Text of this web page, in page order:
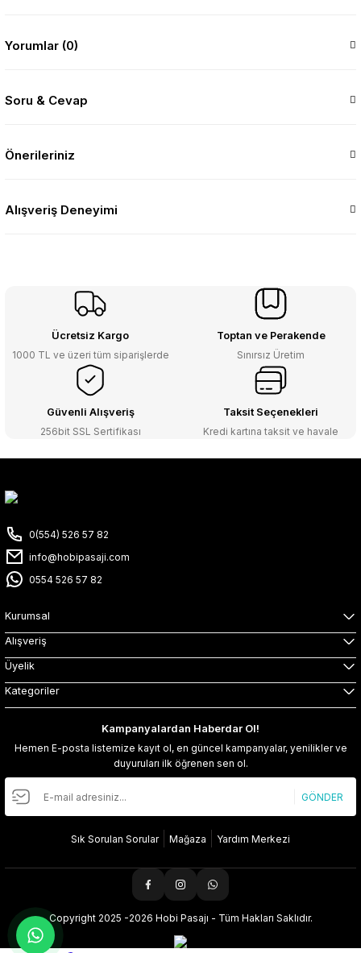
Yorumlar (0)
Soru & Cevap
Önerileriniz
Alışveriş Deneyimi
Ücretsiz Kargo
1000 TL ve üzeri tüm siparişlerde
Toptan ve Perakende
Sınırsız Üretim
Güvenli Alışveriş
256bit SSL Sertifikası
Taksit Seçenekleri
Kredi kartına taksit ve havale
0(554) 526 57 82
info@hobipasaji.com
0554 526 57 82
Kurumsal
Alışveriş
Üyelik
Kategoriler
Kampanyalardan Haberdar Ol!
Hemen E-posta listemize kayıt ol, en güncel kampanyalar, yenilikler ve
duyuruları ilk öğrenen sen ol.
GÖNDER
Sık Sorulan Sorular Mağaza Yardım Merkezi
Copyright 2025 -2026 Hobi Pasajı - Tüm Hakları Saklıdır.